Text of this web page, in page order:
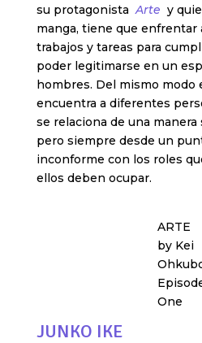
su protagonistaArte y
manga, tiene que enfrentar
trabajos y tareas para
poder legitimarse en un
hombres. Del mismo modo
encuentra a diferentes
se relaciona de una manera
pero siempre desde un
inconforme con los roles
ellos deben ocupar.
ARTE
by Kei
One
JUNKO IKE